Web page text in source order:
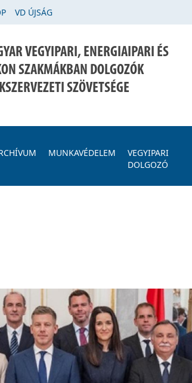
VD ÚJSÁG
VEGYIPARI, ENERGIAIPARI ÉS
SZAKMÁKBAN DOLGOZÓK
SZÖVETSÉGE
MUNKAVÉDELEM
VEGYIPARI
DOLGOZÓ